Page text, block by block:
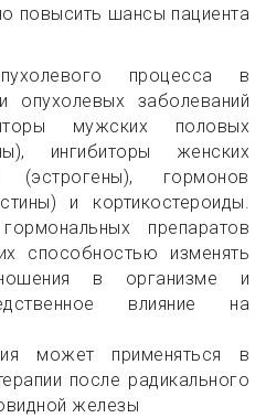
повысить шансы пациента
процесса в
опухолевых заболеваний
мужских половых
ингибиторы женских
гормонов
и кортикостероиды.
препаратов
способностью изменять
в организме и
влияние на
может применяться в
после радикального
железы